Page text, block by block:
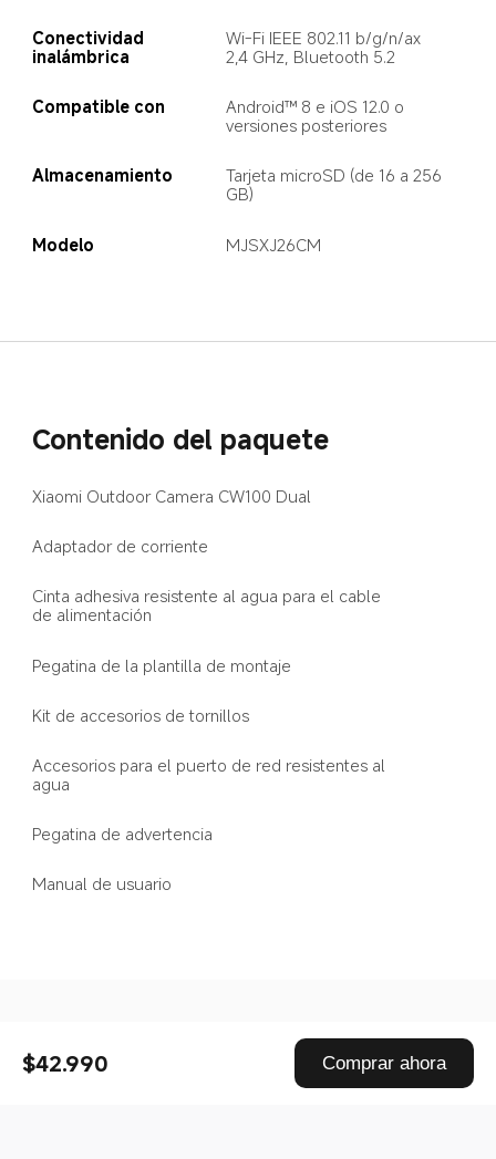
$42.990 Comprar ahora
Conectividad
inalámbrica
Wi-Fi IEEE 802.11 b/g/n/ax
2,4 GHz, Bluetooth 5.2
Compatible con
Android™ 8 e iOS 12.0 o
versiones posteriores
Almacenamiento
Tarjeta microSD (de 16 a 256
GB)
Modelo MJSXJ26CM
Contenido del paquete
Xiaomi Outdoor Camera CW100 Dual
Adaptador de corriente
Cinta adhesiva resistente al agua para el cable
de alimentación
Pegatina de la plantilla de montaje
Kit de accesorios de tornillos
Accesorios para el puerto de red resistentes al
agua
Pegatina de advertencia
Manual de usuario